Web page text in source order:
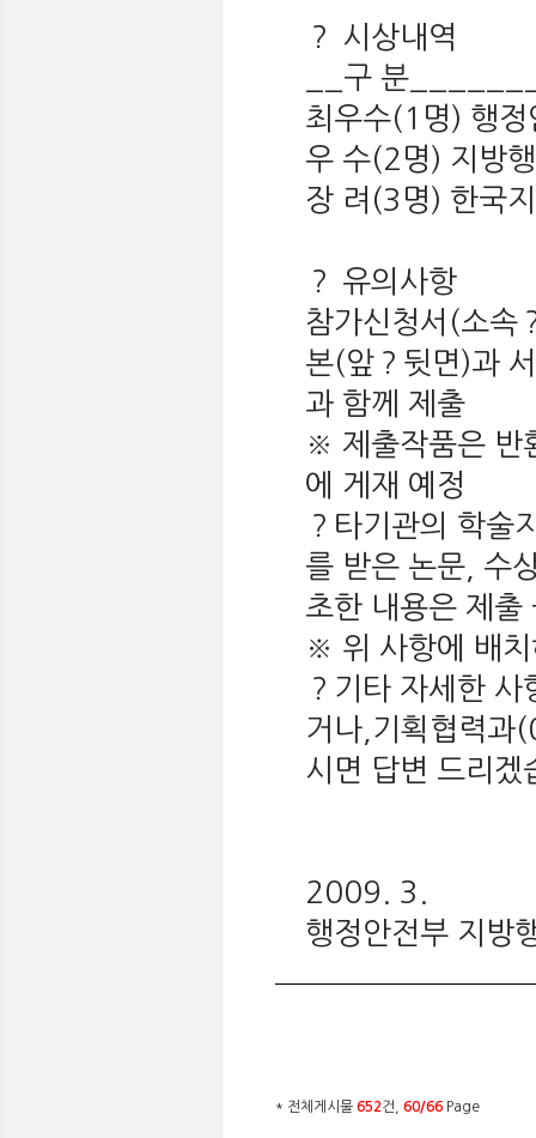
？ 시상내역
__구 분
최우수(1명) 행
우 수(2명) 지방
장 려(3명) 한국
？ 유의사항
참가신청서(소속
본(앞？뒷면)과
과 함께 제출
※ 제출작품은 반
에 게재 예정
？타기관의 학술
를 받은 논문, 수
초한 내용은 제출
※ 위 사항에 배
？기타 자세한
거나,기획협력
시면 답변 드리겠
2009. 3.
행정안전부 지방
* 전체게시물 652건, 60/66 Page